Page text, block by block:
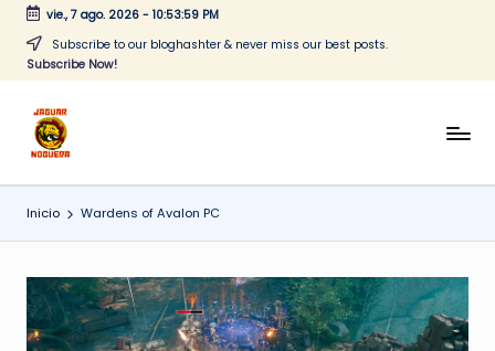
Saltar
vie., 7 ago. 2026- 10:53:59 PM
Subscribe to our bloghashter & never miss our best posts.
Subscribe Now!
J
a
g
a
r
CONTENIDO
Inicio Wardens of Avalon PC